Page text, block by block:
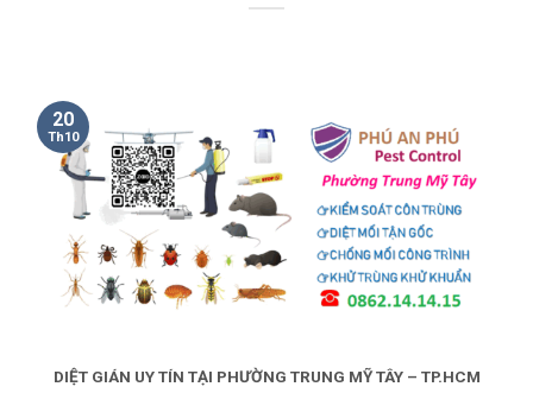
DIỆT GIÁN UY TÍN TẠI PHƯỜNG TRUNG MỸ TÂY – TP.HCM
20
Th10